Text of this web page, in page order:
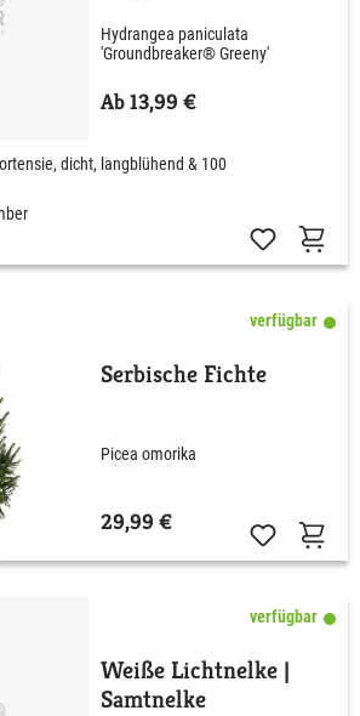
Greeny'
Hydrangea paniculata
'Groundbreaker® Greeny'
Ab 13,99 €
dicht, langblühend & 100
verfügbar
Serbische Fichte
Picea omorika
29,99 €
verfügbar
Weiße Lichtnelke |
Samtnelke